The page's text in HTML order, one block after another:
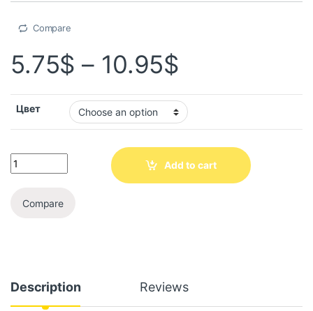
Compare
5.75$ – 10.95$
Цвет
Add to cart
Compare
Description Reviews